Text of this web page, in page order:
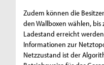
Zudem können die
den Wallboxen wählen,
Ladestand erreicht
Informationen zur
Netzzustand ist der